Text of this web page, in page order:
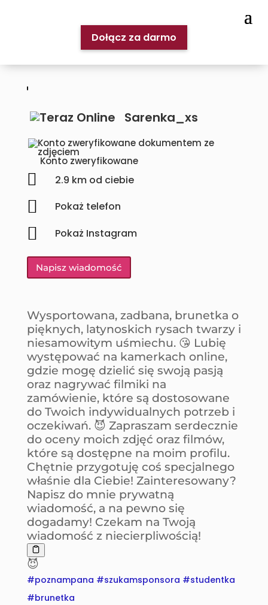
Dołącz za darmo
Sarenka_xs
Konto zweryfikowane
 2.9 km od ciebie
 Pokaż telefon
 Pokaż Instagram
Napisz wiadomość
Wysportowana, zadbana, brunetka o
pięknych, latynoskich rysach twarzy i
niesamowitym uśmiechu. 😘 Lubię
występować na kamerkach online,
gdzie mogę dzielić się swoją pasją
oraz nagrywać filmiki na
zamówienie, które są dostosowane
do Twoich indywidualnych potrzeb i
oczekiwań. 😈 Zapraszam serdecznie
do oceny moich zdjęć oraz filmów,
które są dostępne na moim profilu.
Chętnie przygotuję coś specjalnego
właśnie dla Ciebie! Zainteresowany?
Napisz do mnie prywatną
wiadomość, a na pewno się
dogadamy! Czekam na Twoją
wiadomość z niecierpliwością!
😈
#poznampana #szukamsponsora #studentka
#brunetka